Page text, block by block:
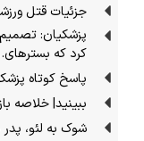
جزئیات قتل
پزشکیان:
کرد که
پاسخ کوتاه
ببینید| خلاصه
شوک به لئو،